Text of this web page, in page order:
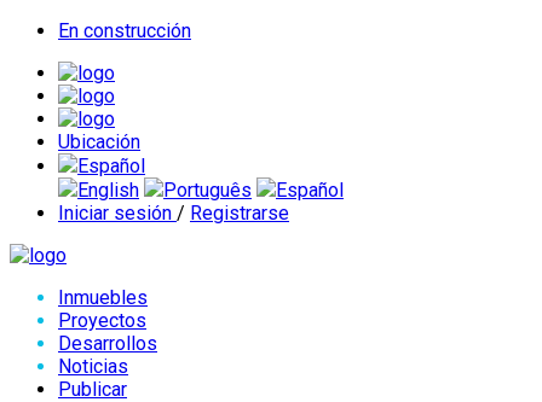
En construcción
Ubicación
Español
English
Português
Español
Iniciar sesión / Registrarse
Inmuebles
Proyectos
Desarrollos
Noticias
Publicar